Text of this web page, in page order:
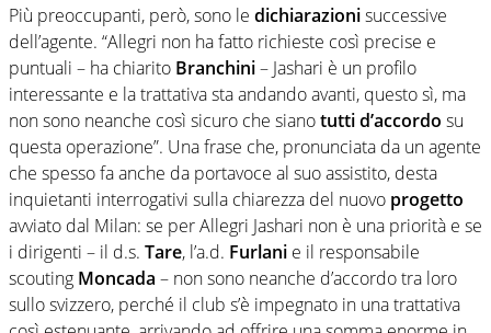
Più preoccupanti, però, sono le dichiarazionisuccessive
dell’agente. “Allegri non ha fatto richieste così precise e
puntuali – ha chiarito Branchini– Jashari è un profilo
interessante e la trattativa sta andando avanti, questo sì, ma
non sono neanche così sicuro che sianotuttid’accordo su
questa operazione”. Una frase che, pronunciata da un agente
che spesso fa anche da portavoce al suo assistito, desta
inquietanti interrogativi sulla chiarezza del nuovo progetto
avviato dal Milan: se per Allegri Jashari non è una priorità e se
i dirigenti – il d.s. Tare, l’a.d. Furlani e il responsabile
scouting Moncada – non sono neanche d’accordo tra loro
sullo svizzero, perché il club s’è impegnato in una trattativa